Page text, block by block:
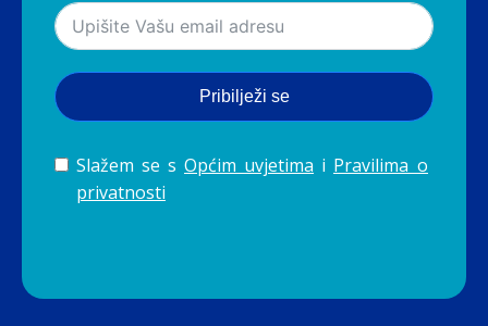
Pribilježi se
Slažem se s Općim uvjetima i Pravilima o
privatnosti